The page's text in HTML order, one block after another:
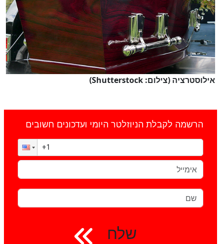
אילוסטרציה (צילום: Shutterstock)
הרשמה לקבלת הניוזלטר היומי ועדכונים חשובים
שלח